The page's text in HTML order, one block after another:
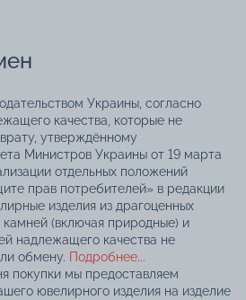
Украины, согласно
качества, которые не
утверждённому
Министров Украины от 19 марта
отдельных положений
прав потребителей» в редакции
изделия из драгоценных
камней (включая природные) и
надлежащего качества не
обмену. Подробнее...
покупки мы предоставляем
ювелирного изделия на изделие